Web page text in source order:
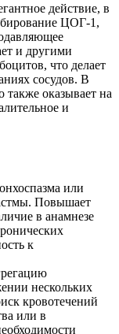
действие, в
ЦОГ-1,
и другими
что делает
сосудов. В
также оказывает на
и
или
Повышает
в анамнезе
к
нескольких
кровотечений
или в